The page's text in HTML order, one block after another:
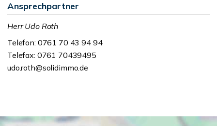
Ansprechpartner
Herr Udo Roth
Telefon: 0761 70 43 94 94
Telefax: 0761 70439495
udo.roth@solidimmo.de